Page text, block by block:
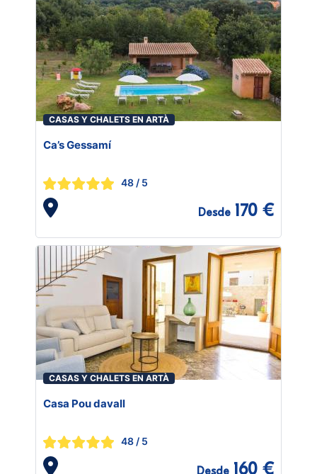
CASAS Y CHALETS EN ARTÀ
Ca’s Gessamí
48 / 5
Desde 170 €
CASAS Y CHALETS EN ARTÀ
Casa Pou davall
48 / 5
Desde 160 €